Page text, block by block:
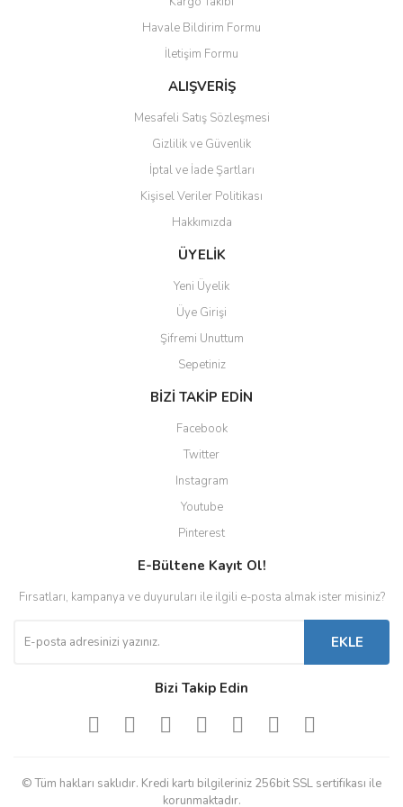
Ürün resmi kalitesiz, bozuk veya görüntülenemiyor.
Ürün açıklamasında eksik bilgiler bulunuyor.
Ürün bilgilerinde hatalar bulunuyor.
Ürün fiyatı diğer sitelerden daha pahalı.
Gönder
Havale Bildirim Formu
İletişim Formu
ALIŞVERİŞ
Mesafeli Satış Sözleşmesi
Gizlilik ve Güvenlik
İptal ve İade Şartları
Kişisel Veriler Politikası
Hakkımızda
ÜYELİK
Yeni Üyelik
Üye Girişi
Şifremi Unuttum
Sepetiniz
BİZİ TAKİP EDİN
Facebook
Twitter
Instagram
Youtube
Pinterest
E-Bültene Kayıt Ol!
Fırsatları, kampanya ve duyuruları ile ilgili e-posta almak ister misiniz?
EKLE
Bizi Takip Edin
© Tüm hakları saklıdır. Kredi kartı bilgileriniz 256bit SSL sertifikası ile
korunmaktadır.